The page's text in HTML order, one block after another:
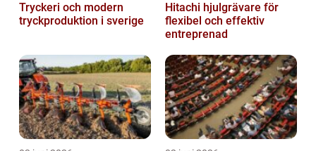
Tryckeri och modern
tryckproduktion i sverige
Hitachi hjulgrävare för
flexibel och effektiv
entreprenad